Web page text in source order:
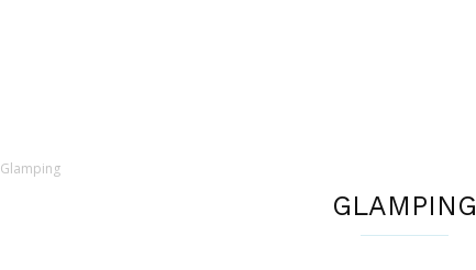
Glamping
GLAMPING